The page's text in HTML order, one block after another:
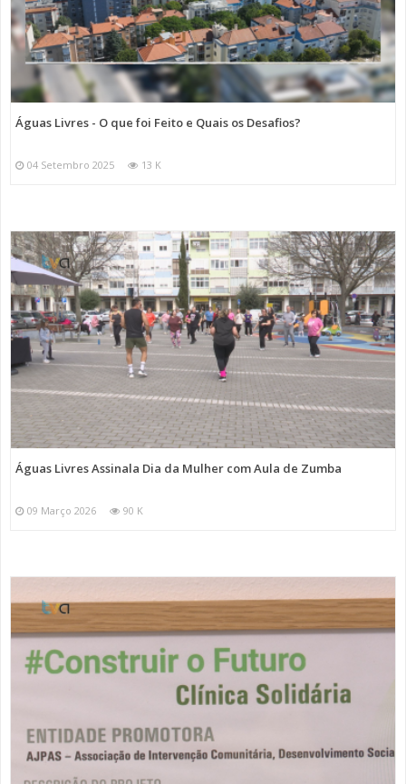
Águas Livres - O que foi Feito e Quais os Desafios?
04 Setembro 2025 13 K
Águas Livres Assinala Dia da Mulher com Aula de Zumba
09 Março 2026 90 K